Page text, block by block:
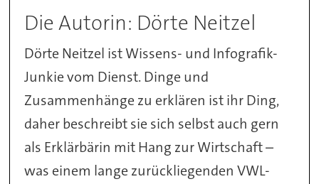
Die Autorin: Dörte Neitzel
Dörte Neitzel ist Wissens- und Infografik-
Junkie vom Dienst. Dinge und
Zusammenhänge zu erklären ist ihr Ding,
daher beschreibt sie sich selbst auch gern
als Erklärbärin mit Hang zur Wirtschaft –
was einem lange zurückliegenden VWL-